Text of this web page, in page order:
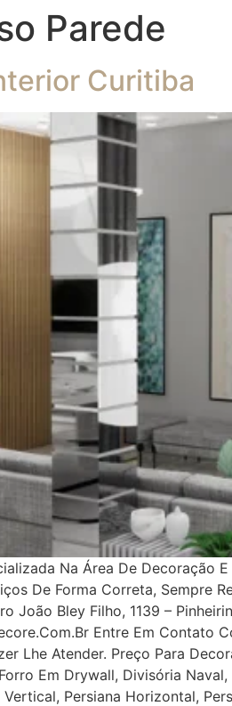
Parede
Curitiba
Na Área De Decoração
De Forma Correta, Sempre
João Bley Filho, 1139 –
Entre Em Contato
Lhe Atender. Preço Para
Em Drywall, Divisória
Persiana Horizontal,